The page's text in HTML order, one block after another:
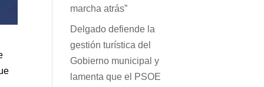
marcha atrás”
Delgado defiende la
gestión turística del
Gobierno municipal y
lamenta que el PSOE